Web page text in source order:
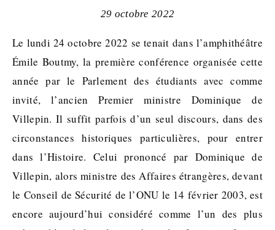
29 octobre 2022
Le lundi 24 octobre 2022 se tenait dans l’amphithéâtre
Émile Boutmy, la première conférence organisée cette
année par le Parlement des étudiants avec comme
invité, l’ancien Premier ministre Dominique de
Villepin. Il suffit parfois d’un seul discours, dans des
circonstances historiques particulières, pour entrer
dans l’Histoire. Celui prononcé par Dominique de
Villepin, alors ministre des Affaires étrangères, devant
le Conseil de Sécurité de l’ONU le 14 février 2003, est
encore aujourd’hui considéré comme l’un des plus